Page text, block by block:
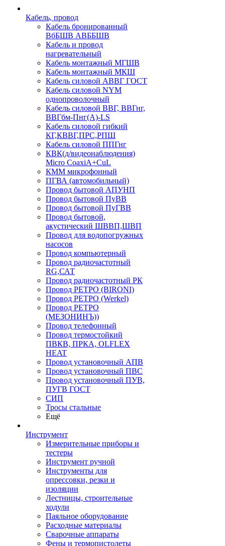
Кабель, провод
Кабель бронированный
ВбБШВ АВББШВ
Кабель и провод
нагревательный
Кабель монтажный МГШВ
Кабель монтажный МКШ
Кабель силовой АВВГ ГОСТ
Кабель силовой NYM
однопроволочный
Кабель силовой ВВГ, ВВГнг,
ВВГбм-Пнг(А)-LS
Кабель силовой гибкий
КГ,КВВГ,ПРС,РПШ
Кабель силовой ППГнг
КВК(д/видеонаблюдения)
Micro CoaxiA+CuL
КММ микрофонный
ПГВА (автомобильный)
Провод бытовой АПУНП
Провод бытовой ПуВВ
Провод бытовой ПуГВВ
Провод бытовой,
акустический ШВВП,ШВП
Провод для водопогружных
насосов
Провод компьютерный
Провод радиочастотный
RG,САТ
Провод радиочастотный РК
Провод РЕТРО (BIRONI)
Провод РЕТРО (Werkel)
Провод РЕТРО
(МЕЗОНИНЪ))
Провод телефонный
Провод термостойкий
ПВКВ, ПРКА, OLFLEX
HEAT
Провод установочный АПВ
Провод установочный ПВС
Провод установочный ПУВ,
ПУГВ ГОСТ
СИП
Тросы стальные
Ещё
Инструмент
Измерительные приборы и
тестеры
Инструмент ручной
Инструменты для
опрессовки, резки и
изоляции
Лестницы, строительные
ходули
Паяльное оборудование
Расходные материалы
Сварочные аппараты
Фены и термопистолеты